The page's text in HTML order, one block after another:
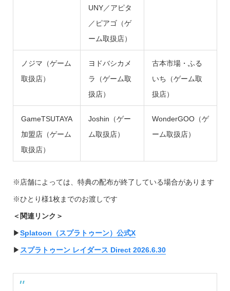
UNY／アピタ
／ピアゴ（ゲ
ーム取扱店）
ノジマ（ゲーム
取扱店）
ヨドバシカメ
ラ（ゲーム取
扱店）
古本市場・ふる
いち（ゲーム取
扱店）
GameTSUTAYA
加盟店（ゲーム
取扱店）
Joshin（ゲー
ム取扱店）
WonderGOO（ゲ
ーム取扱店）
※店舗によっては、特典の配布が終了している場合があります
※ひとり様1枚までのお渡しです
＜関連リンク＞
▶︎Splatoon（スプラトゥーン）公式X
▶︎ スプラトゥーン レイダース Direct 2026.6.30